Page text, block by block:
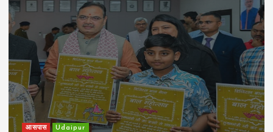
खेल Udaipur